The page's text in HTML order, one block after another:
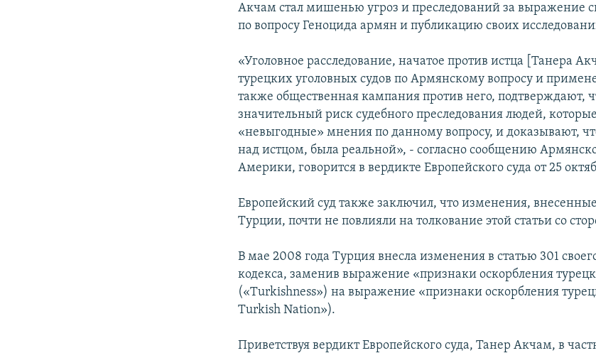
Акчам стал мишенью угроз и преследований за выражение
по вопросу Геноцида армян и публикацию своих
«Уголовное расследование, начатое против истца [Танера
турецких уголовных судов по Армянскому вопросу и
также общественная кампания против него, подтверждают,
значительный риск судебного преследования людей,
«невыгодные» мнения по данному вопросу, и доказывают,
над истцом, была реальной», - согласно сообщению
Америки, говорится в вердикте Европейского суда от 25
Европейский суд также заключил, что изменения,
Турции, почти не повлияли на толкование этой статьи со
В мае 2008 года Турция внесла изменения в статью 301
кодекса, заменив выражение «признаки оскорбления
(«Turkishness») на выражение «признаки оскорбления
Turkish Nation»).
Приветствуя вердикт Европейского суда, Танер Акчам, в